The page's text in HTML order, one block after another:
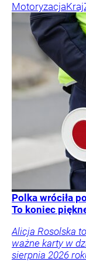
MotoryzacjaKraj
Polka wróciła
To koniec
Alicja Rosolska
ważne karty w
sierpnia 2026